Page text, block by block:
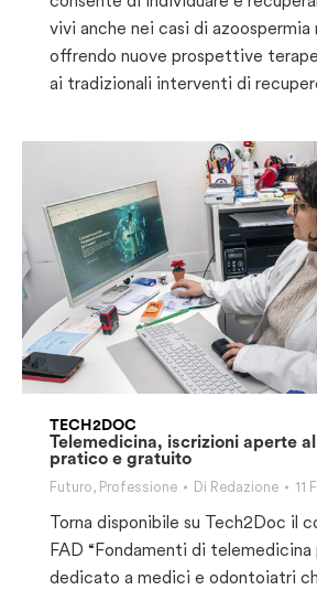
vivi anche nei casi di
offrendo nuove prospettive
ai tradizionali interventi di
TECH2DOC
Telemedicina, iscrizioni aperte
pratico e gratuito
Futuro, Professione Di Redazione 11
Torna disponibile su Tech2Doc il
FAD “Fondamenti di telemedicina
dedicato a medici e odontoiatri